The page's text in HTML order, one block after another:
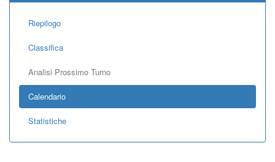
Riepilogo
Classifica
Analisi Prossimo Turno
Calendario
Statistiche